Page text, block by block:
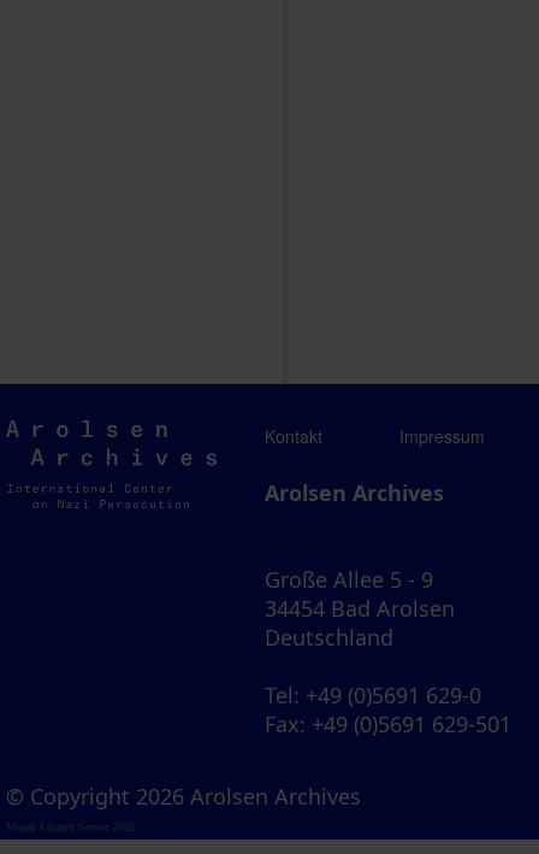
Arolsen
Archives
Kontakt Impressum
Arolsen Archives
Große Allee 5 - 9
34454 Bad Arolsen
Deutschland
Tel: +49 (0)5691 629-0
Fax: +49 (0)5691 629-501
© Copyright 2026 Arolsen Archives
Visual Library Server 2026